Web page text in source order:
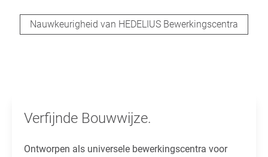
Nauwkeurigheid van HEDELIUS Bewerkingscentra
Verfijnde Bouwwijze.
Ontworpen als universele bewerkingscentra voor